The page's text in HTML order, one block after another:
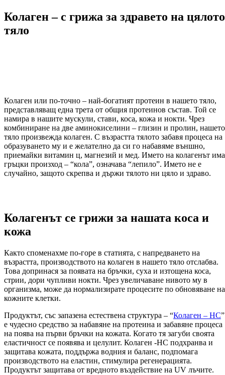
Колаген – с грижа за здравето на цялото
тяло
Колаген или по-точно – най-богатият протеин в нашето тяло,
представляващ една трета от общия протеинов състав. Той се
намира в нашите мускули, стави, коса, кожа и нокти. Чрез
комбиниране на две аминокиселини – глизин и пролин, нашето
тяло произвежда колаген. С възрастта тялото забавя процеса на
образуването му и е желателно да си го набавяме външно,
приемайки витамин ц, магнезий и мед. Името на колагенът има
гръцки произход – “кола”, означава “лепило”. Името не е
случайно, защото скрепва и държи тялото ни цяло и здраво.
Колагенът се грижи за нашата коса и
кожа
Както споменахме по-горе в статията, с напредването на
възрастта, производството на колаген в нашето тяло отслабва.
Това допринася за появата на бръчки, суха и изтощена коса,
стрии, дори чупливи нокти. Чрез увеличаване нивото му в
организма, може да нормализирате процесите по обновяване на
кожните клетки.
Продуктът, със запазена естествена структура – “Колаген – HC”
е чудесно средство за набавяне на протеина и забавяне процеса
на поява на първи бръчки на кожата. Когато тя загуби своята
еластичност се появява и целулит. Колаген -НС подхранва и
защитава кожата, поддържа водния и баланс, подпомага
производството на еластин, стимулира регенерацията.
Продуктът защитава от вредното въздействие на UV лъчите.